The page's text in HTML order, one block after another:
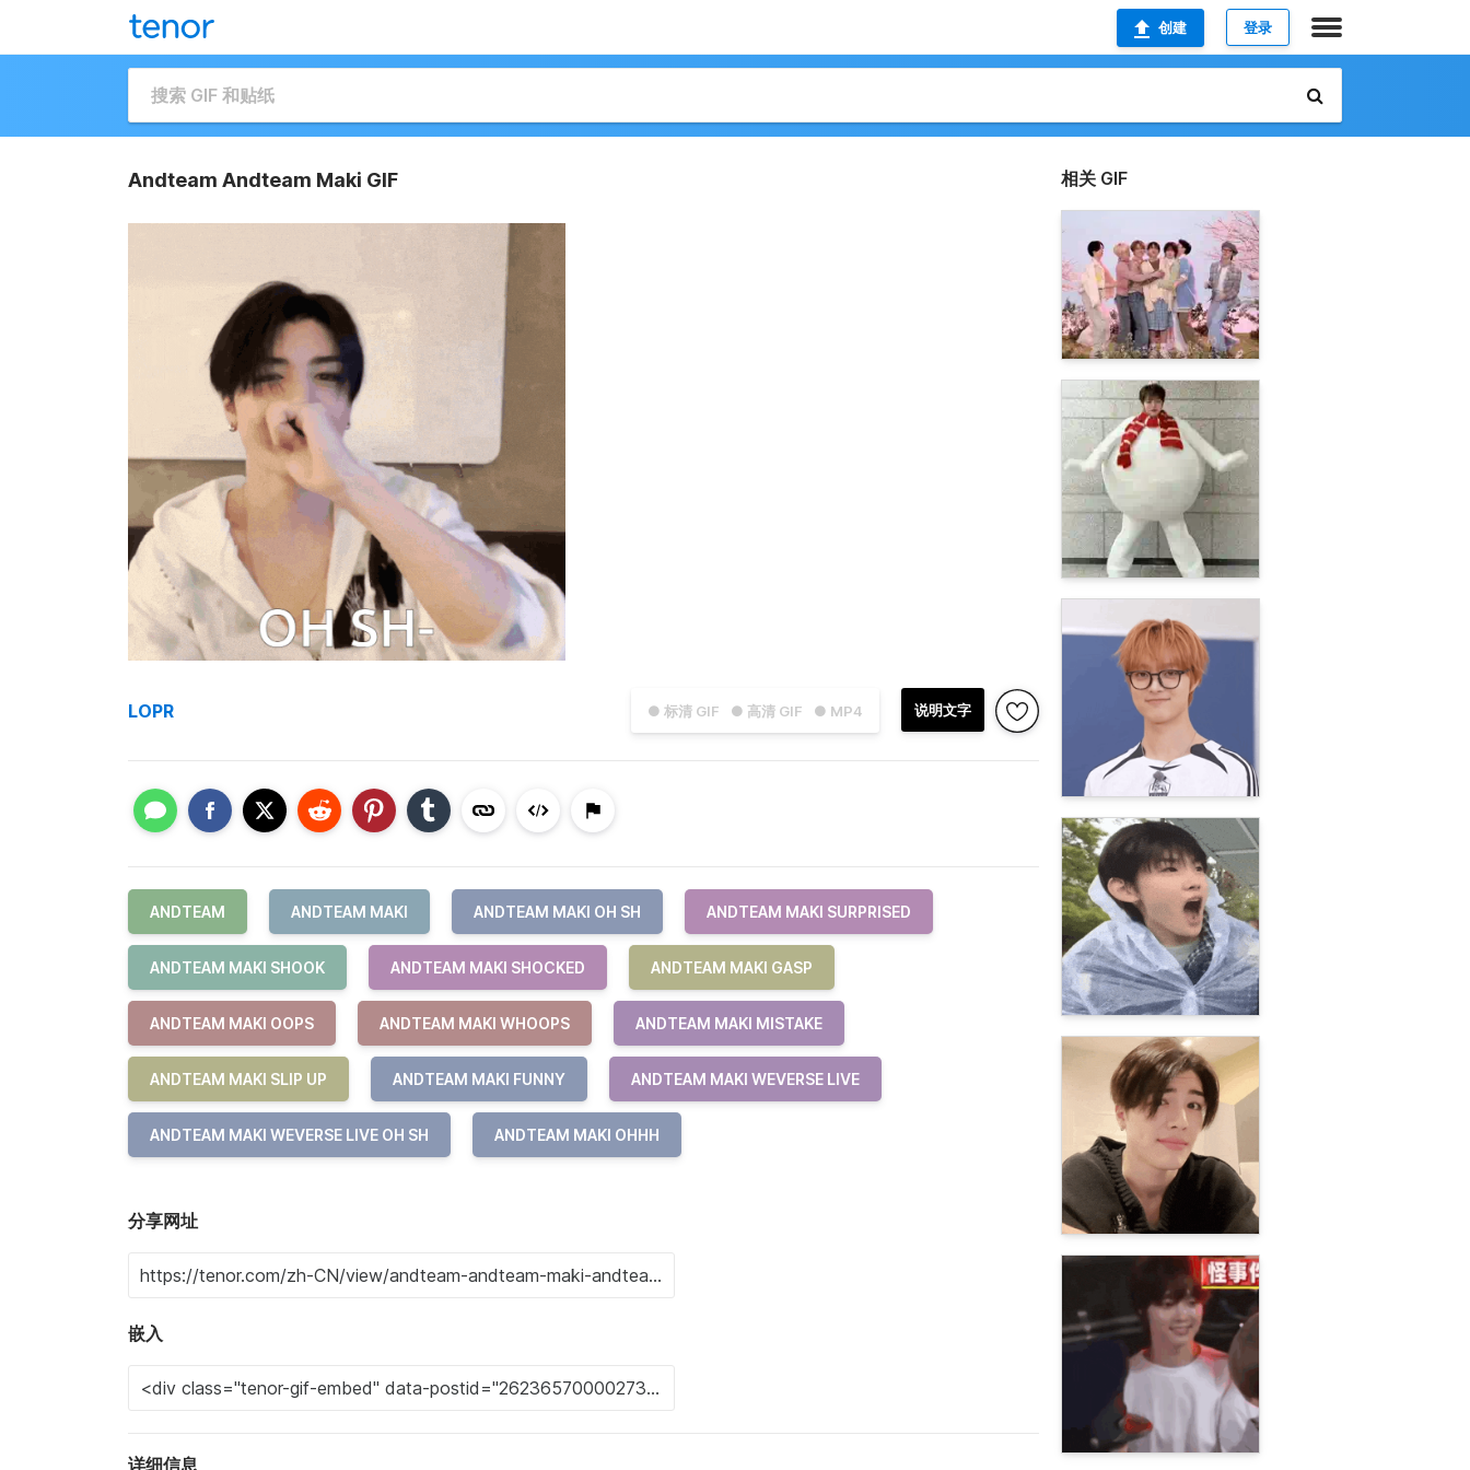
创建 登录
Andteam Andteam Maki GIF
● 标清 GIF ● 高清 GIF ● MP4 说明文字
LOPR
ANDTEAM ANDTEAM MAKI ANDTEAM MAKI OH SH ANDTEAM MAKI SURPRISED
ANDTEAM MAKI SHOOK ANDTEAM MAKI SHOCKED ANDTEAM MAKI GASP
ANDTEAM MAKI OOPS ANDTEAM MAKI WHOOPS ANDTEAM MAKI MISTAKE
ANDTEAM MAKI SLIP UP ANDTEAM MAKI FUNNY ANDTEAM MAKI WEVERSE LIVE
ANDTEAM MAKI WEVERSE LIVE OH SH ANDTEAM MAKI OHHH
分享网址
嵌入
详细信息
相关 GIF